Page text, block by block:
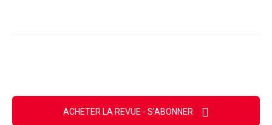
ACHETER LA REVUE - S'ABONNER